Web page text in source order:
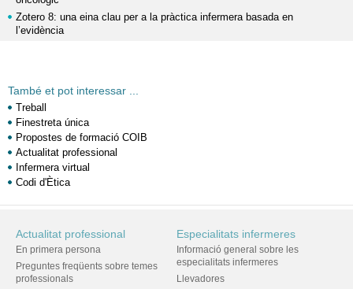
Zotero 8: una eina clau per a la pràctica infermera basada en
l’evidència
També et pot interessar ...
Treball
Finestreta única
Propostes de formació COIB
Actualitat professional
Infermera virtual
Codi d'Ètica
Actualitat professional
En primera persona
Preguntes freqüents sobre temes
professionals
Especialitats infermeres
Informació general sobre les
especialitats infermeres
Llevadores